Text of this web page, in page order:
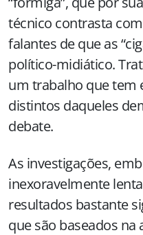
técnico contrasta
falantes de que as
político-midiático.
um trabalho que tem
distintos daqueles
debate.
As investigações,
inexoravelmente
resultados bastante
que são baseados na